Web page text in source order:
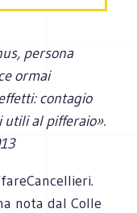
persona
ormai
contagio
utili al pifferaio».
nota dal Colle